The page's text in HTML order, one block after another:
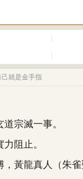
就是金手指
宗滅一事。
阻止。
龍真人（朱雀